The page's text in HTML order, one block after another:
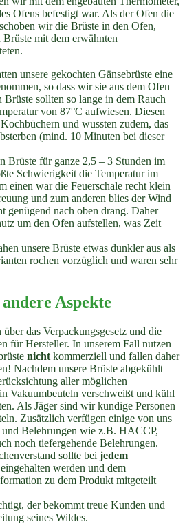
Ofens befestigt war. Als der Ofen die
wir die Brüste in den Ofen,
mit dem erwähnten
unsere gekochten Gänsebrüste eine
so dass wir sie aus dem Ofen
sollten so lange in dem Rauch
von 87°C aufwiesen. Diesen
und wussten zudem, das
(mind. 10 Minuten bei dieser
Brüste für ganze 2,5 – 3 Stunden im
Schwierigkeit die Temperatur im
einen war die Feuerschale recht klein
und zum anderen blies der Wind
genügend nach oben drang. Daher
um den Ofen aufstellen, was Zeit
unsere Brüste etwas dunkler aus als
rochen vorzüglich und waren sehr
Aspekte
das Verpackungsgesetz und die
für Hersteller. In unserem Fall nutzen
nicht kommerziell und fallen daher
Nachdem unsere Brüste abgekühlt
aller möglichen
Vakuumbeuteln verschweißt und kühl
Als Jäger sind wir kundige Personen
Zusätzlich verfügen einige von uns
Belehrungen wie z.B. HACCP,
noch tiefergehende Belehrungen.
sollte bei jedem
werden und dem
zu dem Produkt mitgeteilt
der bekommt treue Kunden und
seines Wildes.